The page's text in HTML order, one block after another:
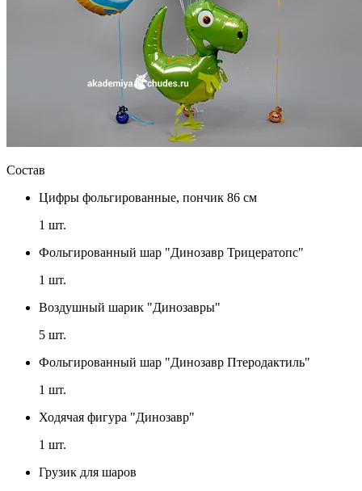
Состав
Цифры фольгированные, пончик 86 см
1 шт.
Фольгированный шар "Динозавр Трицератопс"
1 шт.
Воздушный шарик "Динозавры"
5 шт.
Фольгированный шар "Динозавр Птеродактиль"
1 шт.
Ходячая фигура "Динозавр"
1 шт.
Грузик для шаров